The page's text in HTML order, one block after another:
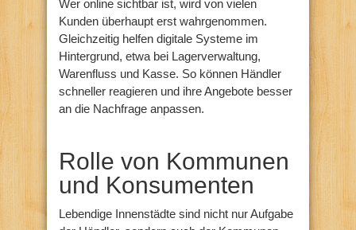
Wer online sichtbar ist, wird von vielen
Kunden überhaupt erst wahrgenommen.
Gleichzeitig helfen digitale Systeme im
Hintergrund, etwa bei Lagerverwaltung,
Warenfluss und Kasse. So können Händler
schneller reagieren und ihre Angebote besser
an die Nachfrage anpassen.
Rolle von Kommunen
und Konsumenten
Lebendige Innenstädte sind nicht nur Aufgabe